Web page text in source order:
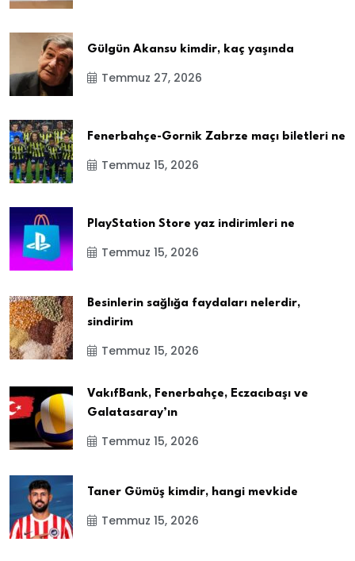
Gülgün Akansu kimdir, kaç yaşında
Temmuz 27, 2026
Fenerbahçe-Gornik Zabrze maçı biletleri ne
Temmuz 15, 2026
PlayStation Store yaz indirimleri ne
Temmuz 15, 2026
Besinlerin sağlığa faydaları nelerdir,
sindirim
Temmuz 15, 2026
VakıfBank, Fenerbahçe, Eczacıbaşı ve
Galatasaray’ın
Temmuz 15, 2026
Taner Gümüş kimdir, hangi mevkide
Temmuz 15, 2026